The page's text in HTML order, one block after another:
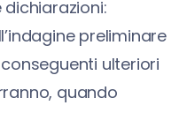
preliminare
ulteriori
quando